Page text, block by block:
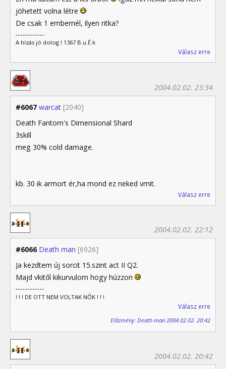
jöhetett volna létre
De csak 1 embernél, ilyen ritka?
A hízás jó dolog ! 1367 B.u.É.k
Válasz erre
#6067 warcat [2040]
2004.02.02. 23:34
Death Fantom's Dimensional Shard
3skill
meg 30% cold damage.
kb. 30 ik armort ér,ha mond ez neked vmit.
Válasz erre
#6066 Death man [6926]
2004.02.02. 22:12
Ja kezdtem új sorcit 15.szint act II Q2.
Majd vkitől kikurvulom hogy húzzon
! ! ! DE OTT NEM VOLTAK NŐK ! ! !
Válasz erre
Előzmény: Death man 2004.02.02. 20:42
2004.02.02. 20:42